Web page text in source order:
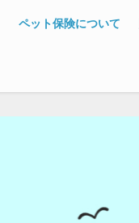
ペット保険について